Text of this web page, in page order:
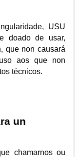
USU
doado de usar,
que non causará
aos que non
técnicos.
un
chamarnos ou